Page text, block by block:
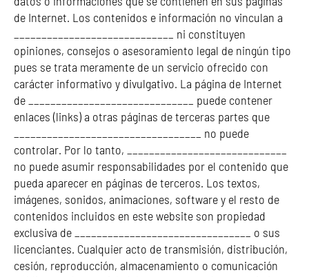
de Internet. Los contenidos e información no vinculan a
_____________________________ ni constituyen
opiniones, consejos o asesoramiento legal de ningún tipo
pues se trata meramente de un servicio ofrecido con
carácter informativo y divulgativo. La página de Internet
de ______________________________ puede contener
enlaces (links) a otras páginas de terceras partes que
__________________________________ no puede
controlar. Por lo tanto, _____________________________
no puede asumir responsabilidades por el contenido que
pueda aparecer en páginas de terceros. Los textos,
imágenes, sonidos, animaciones, software y el resto de
contenidos incluidos en este website son propiedad
exclusiva de ________________________________ o sus
licenciantes. Cualquier acto de transmisión, distribución,
cesión, reproducción, almacenamiento o comunicación